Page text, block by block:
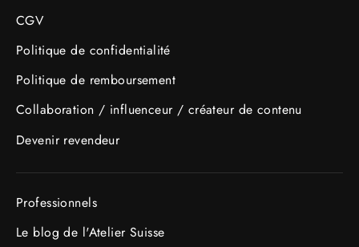
CGV
Politique de confidentialité
Politique de remboursement
Collaboration / influenceur / créateur de contenu
Devenir revendeur
Professionnels
Le blog de l'Atelier Suisse